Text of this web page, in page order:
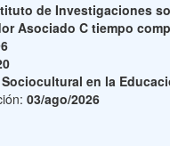
de Investigaciones
Asociado C tiempo
en la
03/ago/2026